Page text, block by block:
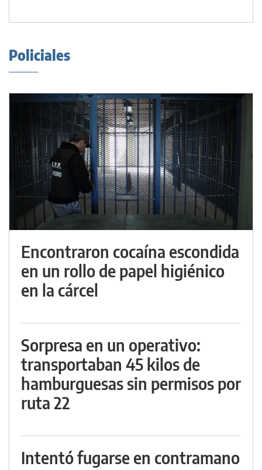
Policiales
Encontraron cocaína escondida
en un rollo de papel higiénico
en la cárcel
Sorpresa en un operativo:
transportaban 45 kilos de
hamburguesas sin permisos por
ruta 22
Intentó fugarse en contramano